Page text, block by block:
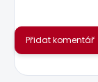
Přidat komentář